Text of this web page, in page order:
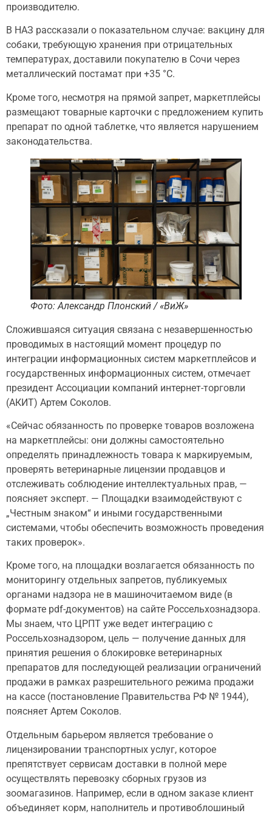
производителю.
В НАЗ рассказали о показательном случае: вакцину для
собаки, требующую хранения при отрицательных
температурах, доставили покупателю в Сочи через
металлический постамат при +35 °C.
Кроме того, несмотря на прямой запрет, маркетплейсы
размещают товарные карточки с предложением купить
препарат по одной таблетке, что является нарушением
законодательства.
Фото: Александр Плонский / «ВиЖ»
Сложившаяся ситуация связана с незавершенностью
проводимых в настоящий момент процедур по
интеграции информационных систем маркетплейсов и
государственных информационных систем, отмечает
президент Ассоциации компаний интернет-торговли
(АКИТ) Артем Соколов.
«Сейчас обязанность по проверке товаров возложена
на маркетплейсы: они должны самостоятельно
определять принадлежность товара к маркируемым,
проверять ветеринарные лицензии продавцов и
отслеживать соблюдение интеллектуальных прав, —
поясняет эксперт. — Площадки взаимодействуют с
„Честным знаком“ и иными государственными
системами, чтобы обеспечить возможность проведения
таких проверок».
Кроме того, на площадки возлагается обязанность по
мониторингу отдельных запретов, публикуемых
органами надзора не в машиночитаемом виде (в
формате pdf-документов) на сайте Россельхознадзора.
Мы знаем, что ЦРПТ уже ведет интеграцию с
Россельхознадзором, цель — получение данных для
принятия решения о блокировке ветеринарных
препаратов для последующей реализации ограничений
продажи в рамках разрешительного режима продажи
на кассе (постановление Правительства РФ № 1944),
поясняет Артем Соколов.
Отдельным барьером является требование о
лицензировании транспортных услуг, которое
препятствует сервисам доставки в полной мере
осуществлять перевозку сборных грузов из
зоомагазинов. Например, если в одном заказе клиент
объединяет корм, наполнитель и противоблошиный